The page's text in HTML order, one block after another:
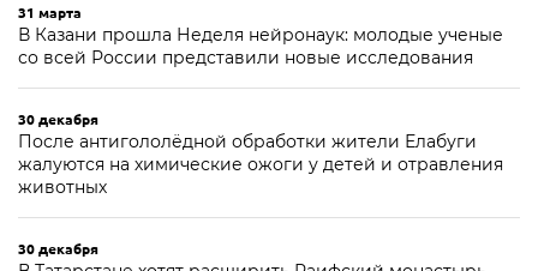
31 марта
В Казани прошла Неделя нейронаук: молодые ученые
со всей России представили новые исследования
30 декабря
После антигололёдной обработки жители Елабуги
жалуются на химические ожоги у детей и отравления
животных
30 декабря